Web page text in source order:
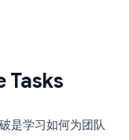
Tasks
是学习如何为团队